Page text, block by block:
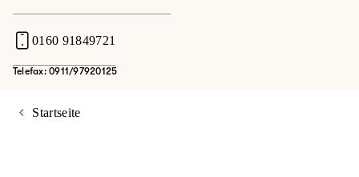
0160 91849721
Telefax: 0911/97920125
Startseite